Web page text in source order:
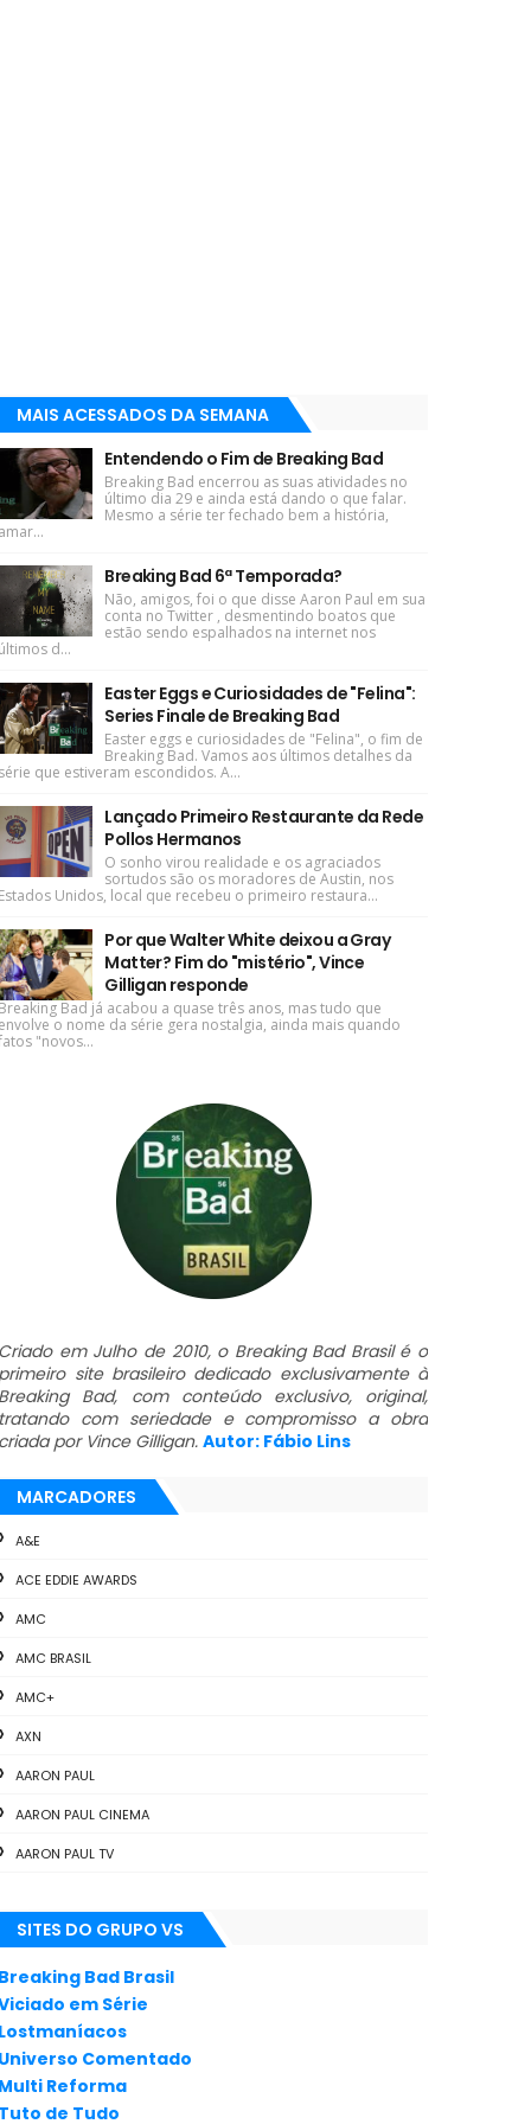
MAIS ACESSADOS DA SEMANA
Entendendo o Fim de Breaking Bad
Breaking Bad encerrou as suas atividades no
último dia 29 e ainda está dando o que falar.
Mesmo a série ter fechado bem a história,
amar...
Breaking Bad 6ª Temporada?
Não, amigos, foi o que disse Aaron Paul em sua
conta no Twitter , desmentindo boatos que
estão sendo espalhados na internet nos
últimos d...
Easter Eggs e Curiosidades de "Felina":
Series Finale de Breaking Bad
Easter eggs e curiosidades de "Felina", o fim de
Breaking Bad. Vamos aos últimos detalhes da
série que estiveram escondidos. A...
Lançado Primeiro Restaurante da Rede
Pollos Hermanos
O sonho virou realidade e os agraciados
sortudos são os moradores de Austin, nos
Estados Unidos, local que recebeu o primeiro restaura...
Por que Walter White deixou a Gray
Matter? Fim do "mistério", Vince
Gilligan responde
Breaking Bad já acabou a quase três anos, mas tudo que
envolve o nome da série gera nostalgia, ainda mais quando
"novos...
Criado em Julho de 2010, o Breaking Bad Brasil é o
primeiro site brasileiro dedicado exclusivamente à
Breaking Bad, com conteúdo exclusivo, original,
tratando com seriedade e compromisso a obra
criada por Vince Gilligan. Autor: Fábio Lins
MARCADORES
A&E
ACE EDDIE AWARDS
AMC
AMC BRASIL
AMC+
AXN
AARON PAUL
AARON PAUL CINEMA
AARON PAUL TV
ANIMAÇÃO
ANNA GUNN
APLICATIVOS
ARTES
AUDIÊNCIA
SITES DO GRUPO VS
Breaking Bad Brasil
em Série
Lostmaníacos
Universo Comentado
Multi Reforma
Tuto de Tudo